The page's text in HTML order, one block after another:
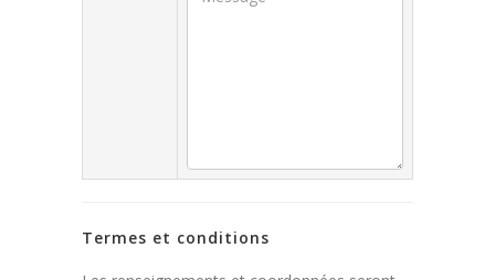
Termes et conditions